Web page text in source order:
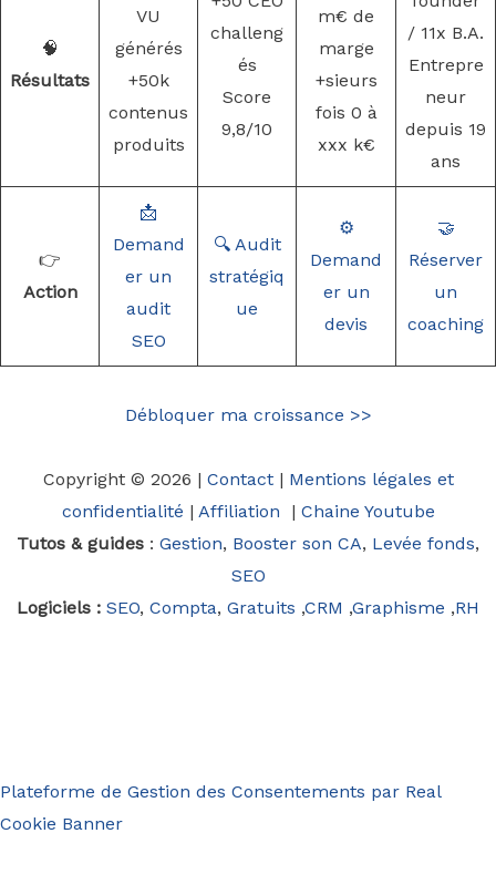
🧠
Résultats
VU
générés
+50k
contenus
produits
challeng
és
Score
9,8/10
m€ de
marge
+sieurs
fois 0 à
xxx k€
/ 11x B.A.
Entrepre
neur
depuis 19
ans
👉
Action
📩
Demand
er un
audit
SEO
🔍 Audit
stratégiq
ue
⚙️
Demand
er un
devis
🤝
Réserver
un
coaching
Débloquer ma croissance >>
Copyright © 2026 | Contact| Mentions légales et
confidentialité | Affiliation | Chaine Youtube
Tutos & guides : Gestion, Booster son CA, Levée fonds,
SEO
Logiciels : SEO, Compta, Gratuits ,CRM ,Graphisme ,RH
Plateforme de Gestion des Consentements par Real
Cookie Banner